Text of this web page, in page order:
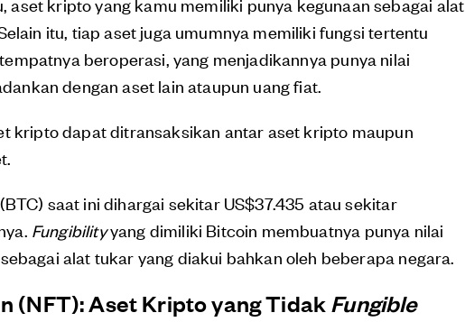
itu, tiap aset juga umumnya memiliki fungsi tertentu
beroperasi, yang menjadikannya punya nilai
dengan aset lain ataupun uang fiat.
kripto dapat ditransaksikan antar aset kripto maupun
saat ini dihargai sekitar US$37.435 atau sekitar
Fungibilityyang dimiliki Bitcoin membuatnya punya nilai
alat tukar yang diakui bahkan oleh beberapa negara.
(NFT): Aset Kripto yang Tidak Fungible